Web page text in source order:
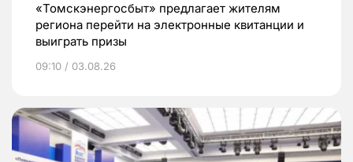
«Томскэнергосбыт» предлагает жителям
региона перейти на электронные квитанции и
выиграть призы
09:10 / 03.08.26